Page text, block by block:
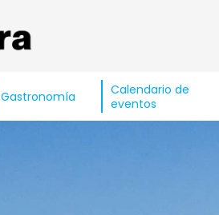
Gastronomía
Calendario de
eventos